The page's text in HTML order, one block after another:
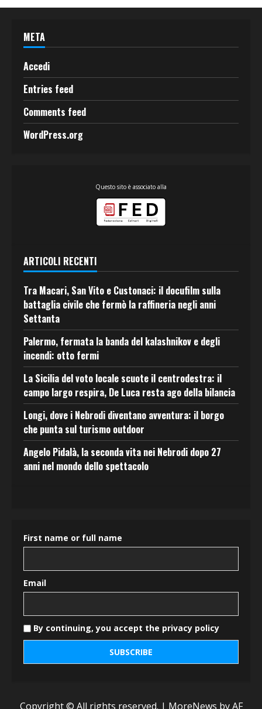
META
Accedi
Entries feed
Comments feed
WordPress.org
Questo sito è associato alla
ARTICOLI RECENTI
Tra Macari, San Vito e Custonaci: il docufilm sulla
battaglia civile che fermò la raffineria negli anni
Settanta
Palermo, fermata la banda del kalashnikov e degli
incendi: otto fermi
La Sicilia del voto locale scuote il centrodestra: il
campo largo respira, De Luca resta ago della bilancia
Longi, dove i Nebrodi diventano avventura: il borgo
che punta sul turismo outdoor
Angelo Pidalà, la seconda vita nei Nebrodi dopo 27
anni nel mondo dello spettacolo
First name or full name
Email
By continuing, you accept the privacy policy
Copyright © All rights reserved. | MoreNews by AF